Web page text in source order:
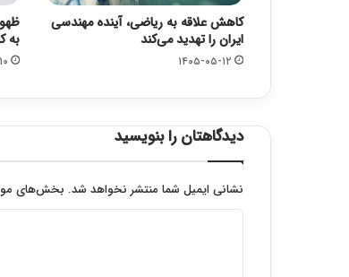
کاهش علاقه به ریاضی، آینده مهندسی
ایران را تهدید می‌کند
۱۴۰۵-۰۵-۱۲
به
دیدگاهتان را بنویسید
نشانی ایمیل شما منتشر نخواهد شد. بخش‌های